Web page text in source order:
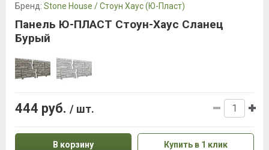
Бренд: Stone House / Стоун Хаус (Ю-Пласт)
Панель Ю-ПЛАСТ Стоун-Хаус Сланец
Бурый
444 руб. / шт.
В корзину Купить в 1 клик